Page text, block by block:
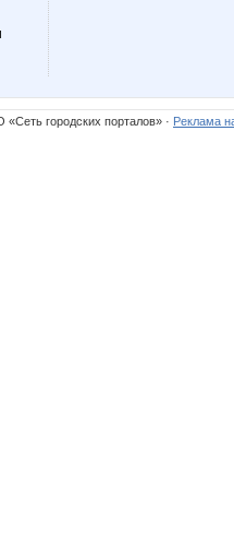
городских порталов» · Реклама